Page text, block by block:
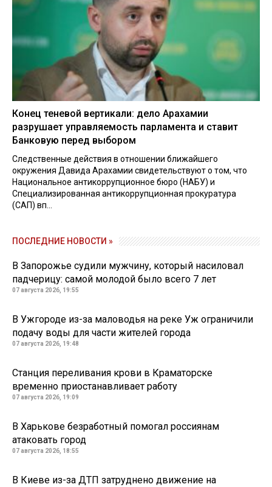
Конец теневой вертикали: дело Арахамии
разрушает управляемость парламента и ставит
Банковую перед выбором
Следственные действия в отношении ближайшего
окружения Давида Арахамии свидетельствуют о том, что
Национальное антикоррупционное бюро (НАБУ) и
Специализированная антикоррупционная прокуратура
(САП) вп...
ПОСЛЕДНИЕ НОВОСТИ »
В Запорожье судили мужчину, который насиловал
падчерицу: самой молодой было всего 7 лет
07 августа 2026, 19:55
В Ужгороде из-за маловодья на реке Уж ограничили
подачу воды для части жителей города
07 августа 2026, 19:48
Станция переливания крови в Краматорске
временно приостанавливает работу
07 августа 2026, 19:09
В Харькове безработный помогал россиянам
атаковать город
07 августа 2026, 18:55
В Киеве из-за ДТП затруднено движение на